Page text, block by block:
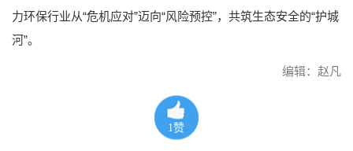
力环保行业从“危机应对”迈向“风险预控”，共筑生态安全的“护城
河”。
编辑：赵凡
1赞